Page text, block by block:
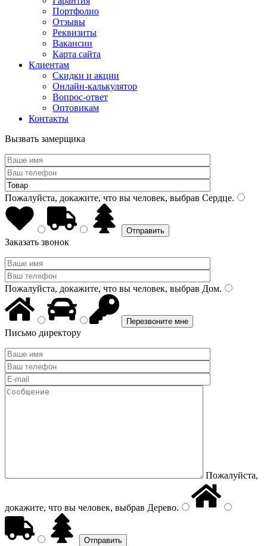
Портфолио
Отзывы
Реквизиты
Вакансии
Карта сайта
Клиентам
Скидки и акции
Онлайн-калькулятор
Вопрос-ответ
Оптовикам
Контакты
Вызвать замерщика
Пожалуйста, докажите, что вы человек, выбрав Сердце.
Заказать звонок
Пожалуйста, докажите, что вы человек, выбрав Дом.
Письмо директору
Пожалуйста,
докажите, что вы человек, выбрав Дерево.